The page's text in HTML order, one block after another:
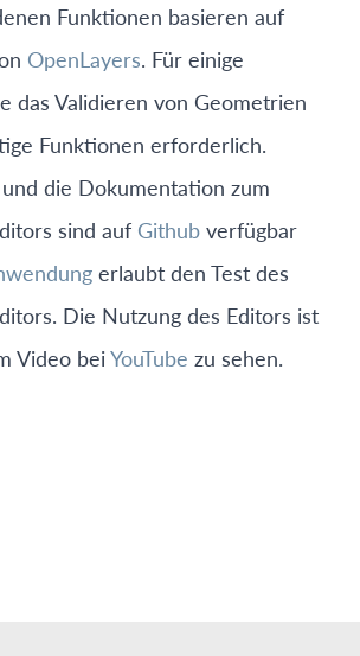
Funktionen basieren auf
OpenLayers. Für einige
das Validieren von Geometrien
Funktionen erforderlich.
die Dokumentation zum
sind auf Github verfügbar
erlaubt den Test des
Die Nutzung des Editors ist
Video beiYouTube zu sehen.